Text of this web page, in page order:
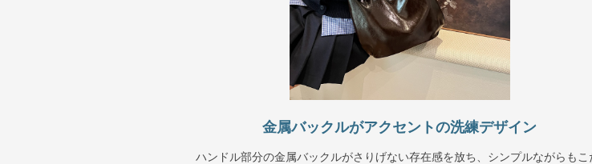
金属バックルがアクセントの洗練デザイン
ハンドル部分の金属バックルがさりげない存在感を放ち、シンプルながらもこ